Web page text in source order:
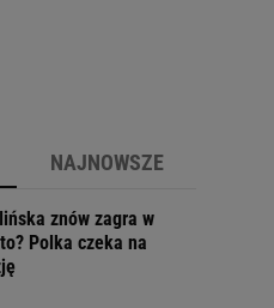
NAJNOWSZE
znów zagra w
Polka czeka na